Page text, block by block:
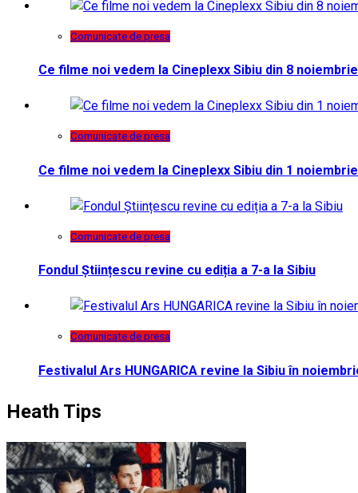
Comunicate de presa
Ce filme noi vedem la Cineplexx Sibiu din 8 noiembrie
Comunicate de presa
Ce filme noi vedem la Cineplexx Sibiu din 1 noiembrie
Comunicate de presa
Fondul Științescu revine cu ediția a 7-a la Sibiu
Comunicate de presa
Festivalul Ars HUNGARICA revine la Sibiu în
Heath Tips